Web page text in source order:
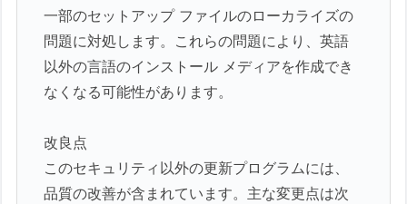
一部のセットアップ ファイルのローカライズの
問題に対処します。これらの問題により、英語
以外の言語のインストール メディアを作成でき
なくなる可能性があります。
改良点
このセキュリティ以外の更新プログラムには、
品質の改善が含まれています。主な変更点は次